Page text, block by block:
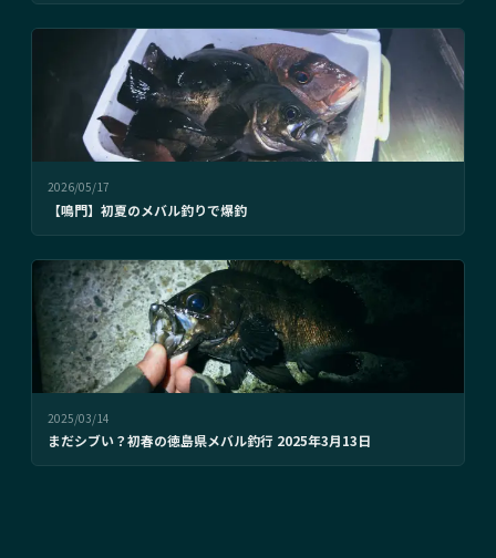
2026/05/17
【鳴門】初夏のメバル釣りで爆釣
2025/03/14
まだシブい？初春の徳島県メバル釣行 2025年3月13日